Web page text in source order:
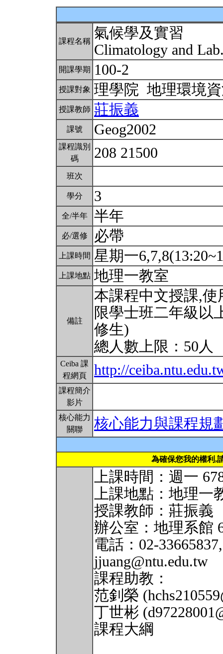
課程名稱 氣候學及實習
Climatology and
開課學期 100-2
授課對象 理學院 地理環境
授課教師 莊振義
課號 Geog2002
課程識別
碼
208 21500
班次
學分 3
全/半年 半年
必/選修 必帶
上課時間 星期一
上課地點 地理一教室
備註
本課程中文授課,
限學士班二年級以
修生)
總人數上限：50人
Ceiba 課
程網頁
http://
課程簡介
影片
核心能力
關聯
核心能力與課程規
為確保您我的權利,
上課時間：週一
上課地點：地理一
授課教師：莊振義
辦公室：地理系館
電話：02-
jjuang@ntu.edu.tw
課程助教：
范釗榮
丁世彬
課程大綱